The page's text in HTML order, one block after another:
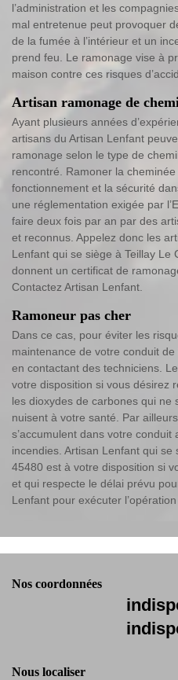
l’administration et les
mal entretenue peut provoquer
de la fumée à l’intérieur et un
prend feu. Le ramonage vise à
maison contre ces risques
Artisan ramonage de
Ayant plusieurs années
artisans du Artisan Lenfant
ramonage selon le type de
rencontré. Ramoner la
fonctionnement et la sécurité
une réglementation exigée par
faire deux fois par an par des
et reconnus. Appelez donc les
Lenfant qui se siège à Teillay Le
donnent un certificat de
Contactez Artisan Lenfant.
Ramoneur pas cher
Dans ce cas, pour éviter les
maintenance de votre conduit
en contactant des techniciens.
votre disposition si vous désirez
les dioxydes de carbones qui ne
nuisent à votre santé. Par
s’accumulent dans votre
incendies. Artisan Lenfant qui se
45480 est à votre disposition si
et qui respecte le délai prévu
Lenfant pour exécuter
Nos coordonnées
Nous localiser